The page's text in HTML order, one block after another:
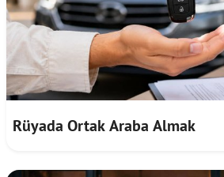
Rüyada Ortak Araba Almak